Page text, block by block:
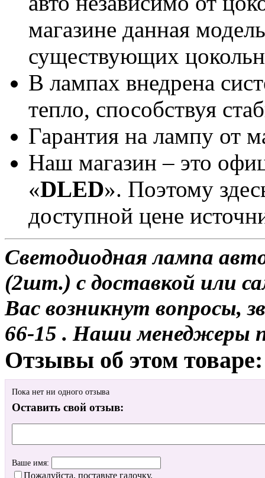
магазине данная
существующих
В лампах внедрена
тепло, способствуя
Гарантия на лампу от
Наш магазин – это
«DLED». Поэтому
доступной цене
Светодиодная лампа
(2шт.) с доставкой или
Вас возникнут вопросы,
66-15 . Наши менеджеры
Отзывы об этом товаре:
Пока нет ни одного отзыва
Оставить свой отзыв:
Ваше имя:
Пожалуйста, поставьте галочку.